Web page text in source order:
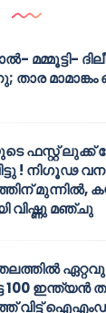
മമ്മൂട്ടി-
താര
ഫസ്റ്റ് ലുക്ക്
! നിഗൂഢ
മുന്നിൽ,
വിഷ്ണു മഞ്ചു
100 ഇന്ത്യൻ
വിട്ട്